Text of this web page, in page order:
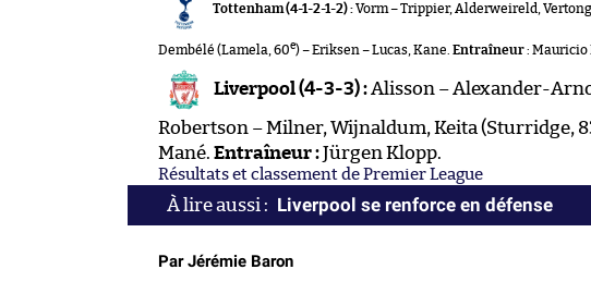
Tottenham (4-1-2-1-2) :Vorm – Trippier, Alderweireld,
Dembélé (Lamela, 60e) – Eriksen – Lucas, Kane. Entraîneur: Mauricio
Liverpool (4-3-3) : Alisson – Alexander-
Robertson – Milner, Wijnaldum, Keita (Sturridge,
Mané. Entraîneur :Jürgen Klopp.
Résultats et classement de Premier League
Liverpool se renforce en défense
Par Jérémie Baron